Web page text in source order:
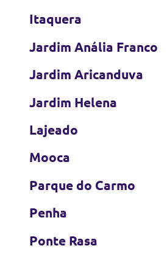
Itaquera
Jardim Anália Franco
Jardim Aricanduva
Jardim Helena
Lajeado
Mooca
Parque do Carmo
Penha
Ponte Rasa